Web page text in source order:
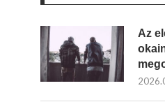
Az